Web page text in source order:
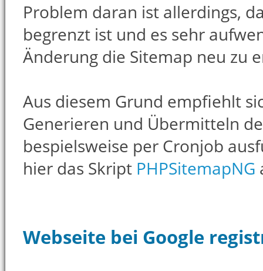
Problem daran ist allerdings,
begrenzt ist und es sehr
Änderung die Sitemap neu zu
Aus diesem Grund empfiehlt
Generieren und Übermitteln
bespielsweise per Cronjob
hier das Skript PHPSitemapNG
Webseite bei Google